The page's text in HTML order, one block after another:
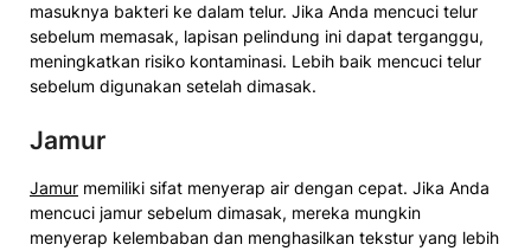
masuknya bakteri ke dalam telur. Jika Anda mencuci telur
sebelum memasak, lapisan pelindung ini dapat terganggu,
meningkatkan risiko kontaminasi. Lebih baik mencuci telur
sebelum digunakan setelah dimasak.
Jamur
Jamur memiliki sifat menyerap air dengan cepat. Jika Anda
mencuci jamur sebelum dimasak, mereka mungkin
menyerap kelembaban dan menghasilkan tekstur yang lebih